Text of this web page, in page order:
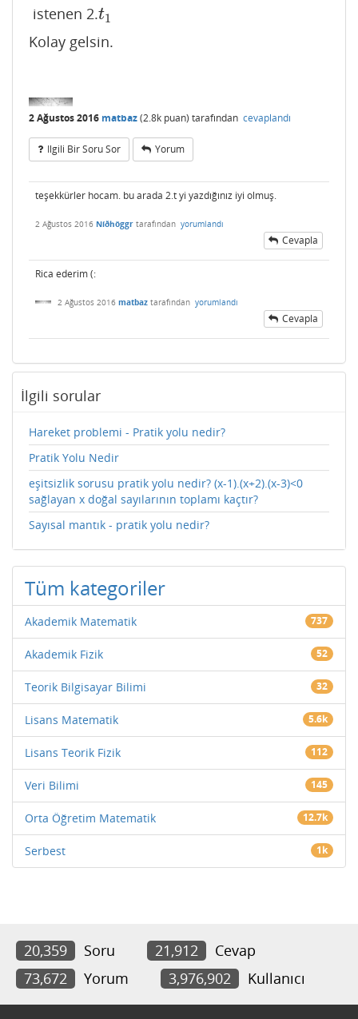
istenen 2.t1
t1
Kolay gelsin.
2 Ağustos 2016 matbaz(2.8k puan) tarafından cevaplandı
Ilgili Bir Soru Sor Yorum
teşekkürler hocam. bu arada 2.t yi yazdığınız iyi olmuş.
2 Ağustos 2016 Níðhöggr tarafından yorumlandı
Cevapla
Rica ederim (:
2 Ağustos 2016 matbaz tarafından yorumlandı
Cevapla
İlgili sorular
Hareket problemi - Pratik yolu nedir?
Pratik Yolu Nedir
eşitsizlik sorusu pratik yolu nedir? (x-1).(x+2).(x-3)<0
sağlayan x doğal sayılarının toplamı kaçtır?
Sayısal mantık - pratik yolu nedir?
Tüm kategoriler
Akademik Matematik 737
Akademik Fizik 52
Teorik Bilgisayar Bilimi 32
Lisans Matematik 5.6k
Lisans Teorik Fizik 112
Veri Bilimi 145
Orta Öğretim Matematik 12.7k
Serbest 1k
20,359 Soru 21,912
Cevap
73,672
Yorum 3,976,902 Kullanıcı